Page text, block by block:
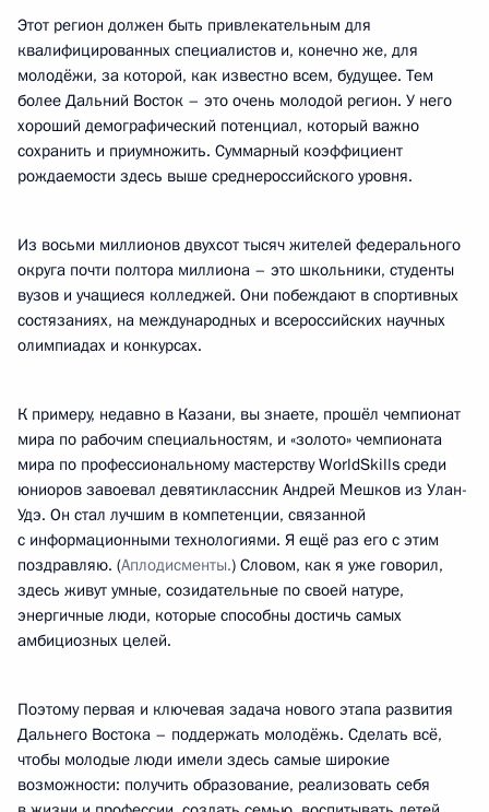
Этот регион должен быть привлекательным для
квалифицированных специалистов и, конечно же, для
молодёжи, за которой, как известно всем, будущее. Тем
более Дальний Восток – это очень молодой регион. У него
хороший демографический потенциал, который важно
сохранить и приумножить. Суммарный коэффициент
рождаемости здесь выше среднероссийского уровня.
Из восьми миллионов двухсот тысяч жителей федерального
округа почти полтора миллиона – это школьники, студенты
вузов и учащиеся колледжей. Они побеждают в спортивных
состязаниях, на международных и всероссийских научных
олимпиадах и конкурсах.
К примеру, недавно в Казани, вы знаете, прошёл чемпионат
мира по рабочим специальностям, и «золото» чемпионата
мира по профессиональному мастерству WorldSkills среди
юниоров завоевал девятиклассник Андрей Мешков из Улан-
Удэ. Он стал лучшим в компетенции, связанной
с информационными технологиями. Я ещё раз его с этим
поздравляю. (Аплодисменты.) Словом, как я уже говорил,
здесь живут умные, созидательные по своей натуре,
энергичные люди, которые способны достичь самых
амбициозных целей.
Поэтому первая и ключевая задача нового этапа развития
Дальнего Востока – поддержать молодёжь. Сделать всё,
чтобы молодые люди имели здесь самые широкие
возможности: получить образование, реализовать себя